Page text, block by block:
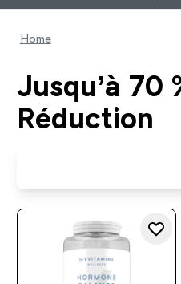
Home
Jusqu’à 70
Réduction